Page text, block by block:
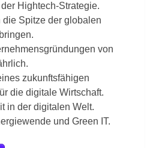
Hightech-Strategie.
Spitze der globalen
von
zukunftsfähigen
die digitale Wirtschaft.
in der digitalen Welt.
und Green IT.